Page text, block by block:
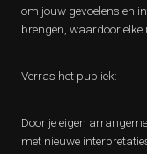
om jouw gevoelens en
brengen, waardoor
Verras het publiek:
Door je eigen
met nieuwe